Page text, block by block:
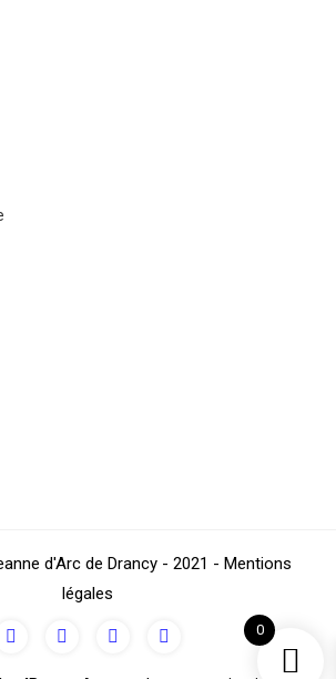
0
d'Arc de Drancy - 2021 - Mentions
légales